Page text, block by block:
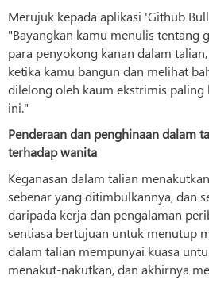
Merujuk kepada aplikasi 'Github
"Bayangkan kamu menulis tentang
para penyokong kanan dalam
ketika kamu bangun dan melihat
dilelong oleh kaum ekstrimis paling
ini."
Penderaan dan penghinaan dalam
terhadap wanita
Keganasan dalam talian
sebenar yang ditimbulkannya, dan
daripada kerja dan pengalaman
sentiasa bertujuan untuk menutup
dalam talian mempunyai kuasa
menakut-nakutkan, dan akhirnya